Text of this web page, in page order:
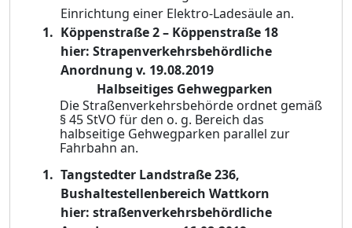
Einrichtung einer Elektro-Ladesäule an.
Köppenstraße 2 – Köppenstraße 18
hier: Strapenverkehrsbehördliche
Anordnung v. 19.08.2019
Halbseitiges Gehwegparken
Die Straßenverkehrsbehörde ordnet gemäß
§ 45 StVO für den o. g. Bereich das
halbseitige Gehwegparken parallel zur
Fahrbahn an.
Tangstedter Landstraße 236,
Bushaltestellenbereich Wattkorn
hier: straßenverkehrsbehördliche